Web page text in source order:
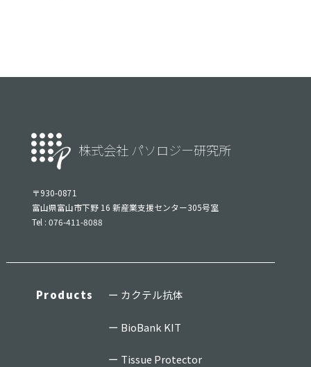
株式会社 パソロジー研究所
〒930-0871
富山県富山市下野 16 新産業支援センター305号室
Tel : 076-411-8088
Products カクテル抗体
BioBank KIT
Tissue Protector